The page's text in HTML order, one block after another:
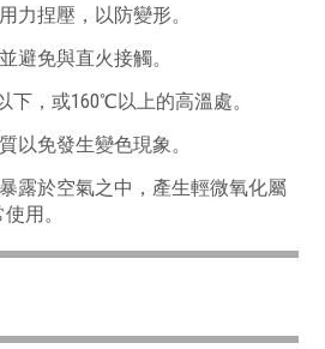
力捏壓，以防變形。
避免與直火接觸。
下，或160℃ 以上的高溫處。
以免發生變色現象。
露於空氣之中，產生輕微氧化屬
用。